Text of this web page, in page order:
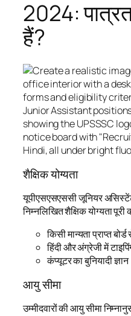
2024:
हैं?
शैक्षिक योग्यता
यूपीएसएसएससी जूनियर
निम्नलिखित शैक्षिक योग्यता पूरी
किसी मान्यता प्राप्त बोर्ड
हिंदी और अंग्रेजी में
कंप्यूटर का बुनियादी ज्ञान
आयु सीमा
उम्मीदवारों की आयु सीमा